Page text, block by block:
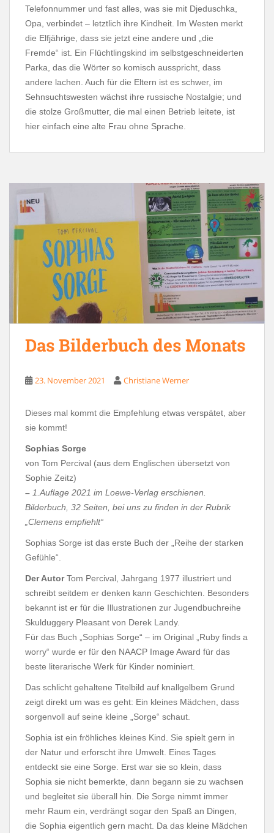
Telefonnummer und fast alles, was sie mit Djeduschka,
Opa, verbindet – letztlich ihre Kindheit. Im Westen merkt
die Elfjährige, dass sie jetzt eine andere und „die
Fremde“ ist. Ein Flüchtlingskind im selbstgeschneiderten
Parka, das die Wörter so komisch ausspricht, dass
andere lachen. Auch für die Eltern ist es schwer, im
Sehnsuchtswesten wächst ihre russische Nostalgie; und
die stolze Großmutter, die mal einen Betrieb leitete, ist
hier einfach eine alte Frau ohne Sprache.
Das Bilderbuch des Monats
23. November 2021 Christiane Werner
Dieses mal kommt die Empfehlung etwas verspätet, aber
sie kommt!
Sophias Sorge
von Tom Percival (aus dem Englischen übersetzt von
Sophie Zeitz)
– 1.Auflage 2021 im Loewe-Verlag erschienen.
Bilderbuch, 32 Seiten, bei uns zu finden in der Rubrik
„Clemens empfiehlt“
Sophias Sorge ist das erste Buch der „Reihe der starken
Gefühle“.
Der AutorTom Percival, Jahrgang 1977 illustriert und
schreibt seitdem er denken kann Geschichten. Besonders
bekannt ist er für die Illustrationen zur Jugendbuchreihe
Skulduggery Pleasant von Derek Landy.
Für das Buch „Sophias Sorge“ – im Original „Ruby finds a
worry“ wurde er für den NAACP Image Award für das
beste literarische Werk für Kinder nominiert.
Das schlicht gehaltene Titelbild auf knallgelbem Grund
zeigt direkt um was es geht: Ein kleines Mädchen, dass
sorgenvoll auf seine kleine „Sorge“ schaut.
Sophia ist ein fröhliches kleines Kind. Sie spielt gern in
der Natur und erforscht ihre Umwelt. Eines Tages
entdeckt sie eine Sorge. Erst war sie so klein, dass
Sophia sie nicht bemerkte, dann begann sie zu wachsen
und begleitet sie überall hin. Die Sorge nimmt immer
mehr Raum ein, verdrängt sogar den Spaß an Dingen,
die Sophia eigentlich gern macht. Da das kleine Mädchen